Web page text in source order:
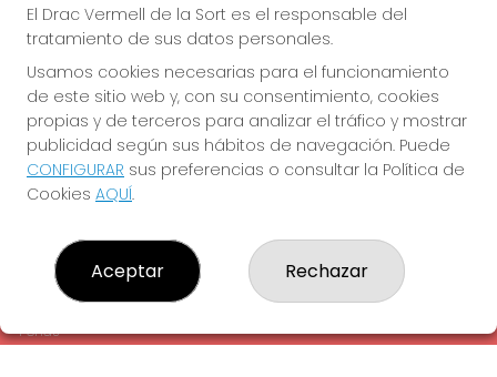
Imagen anterior
EL DRAC VERMELL DE LA SORT
¿Quiénes somos?
Comprar lotería
Contacto
Empresas
Peñas
El Drac Vermell de la Sort es el responsable del
tratamiento de sus datos personales.
Usamos cookies necesarias para el funcionamiento
de este sitio web y, con su consentimiento, cookies
propias y de terceros para analizar el tráfico y mostrar
publicidad según sus hábitos de navegación. Puede
CONFIGURAR sus preferencias o consultar la Política de
Cookies AQUÍ.
Aceptar Rechazar